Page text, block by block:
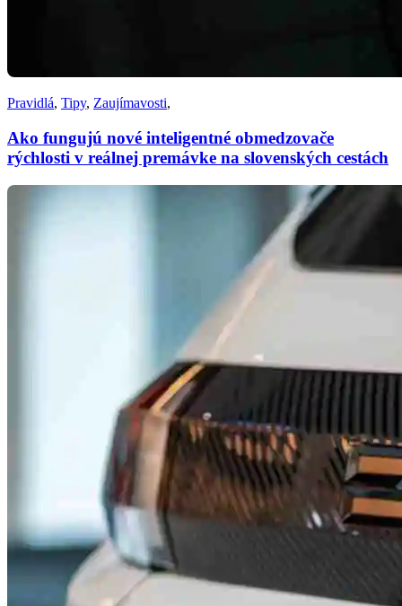
Pravidlá, Tipy, Zaujímavosti,
Ako fungujú nové inteligentné obmedzovače
rýchlosti v reálnej premávke na slovenských cestách